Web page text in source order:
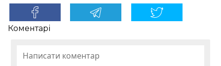
Коментарі